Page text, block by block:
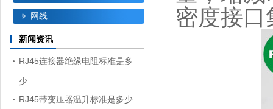
网线
新闻资讯
RJ45连接器绝缘电阻标准是多
少
RJ45带变压器温升标准是多少
密度接口